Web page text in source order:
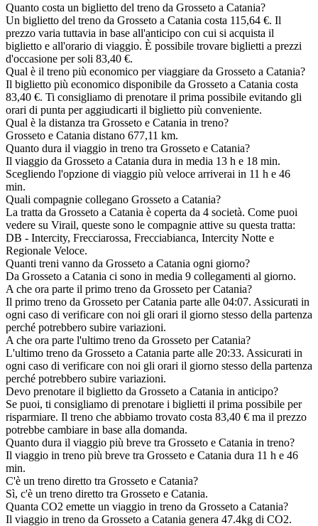
Quanto costa un biglietto del treno da Grosseto a Catania?
Un biglietto del treno da Grosseto a Catania costa 115,64 €. Il
prezzo varia tuttavia in base all'anticipo con cui si acquista il
biglietto e all'orario di viaggio. È possibile trovare biglietti a prezzi
d'occasione per soli 83,40 €.
Qual è il treno più economico per viaggiare da Grosseto a Catania?
Il biglietto più economico disponibile da Grosseto a Catania costa
83,40 €. Ti consigliamo di prenotare il prima possibile evitando gli
orari di punta per aggiudicarti il biglietto più conveniente.
Qual è la distanza tra Grosseto e Catania in treno?
Grosseto e Catania distano 677,11 km.
Quanto dura il viaggio in treno tra Grosseto e Catania?
Il viaggio da Grosseto a Catania dura in media 13 h e 18 min.
Scegliendo l'opzione di viaggio più veloce arriverai in 11 h e 46
min.
Quali compagnie collegano Grosseto a Catania?
La tratta da Grosseto a Catania è coperta da 4 società. Come puoi
vedere su Virail, queste sono le compagnie attive su questa tratta:
DB - Intercity, Frecciarossa, Frecciabianca, Intercity Notte e
Regionale Veloce.
Quanti treni vanno da Grosseto a Catania ogni giorno?
Da Grosseto a Catania ci sono in media 9 collegamenti al giorno.
A che ora parte il primo treno da Grosseto per Catania?
Il primo treno da Grosseto per Catania parte alle 04:07. Assicurati in
ogni caso di verificare con noi gli orari il giorno stesso della partenza
perché potrebbero subire variazioni.
A che ora parte l'ultimo treno da Grosseto per Catania?
L'ultimo treno da Grosseto a Catania parte alle 20:33. Assicurati in
ogni caso di verificare con noi gli orari il giorno stesso della partenza
perché potrebbero subire variazioni.
Devo prenotare il biglietto da Grosseto a Catania in anticipo?
Se puoi, ti consigliamo di prenotare i biglietti il prima possibile per
risparmiare. Il treno che abbiamo trovato costa 83,40 € ma il prezzo
potrebbe cambiare in base alla domanda.
Quanto dura il viaggio più breve tra Grosseto e Catania in treno?
Il viaggio in treno più breve tra Grosseto e Catania dura 11 h e 46
min.
C'è un treno diretto tra Grosseto e Catania?
Sì, c'è un treno diretto tra Grosseto e Catania.
Quanta CO2 emette un viaggio in treno da Grosseto a Catania?
Il viaggio in treno da Grosseto a Catania genera 47.4kg di CO2.